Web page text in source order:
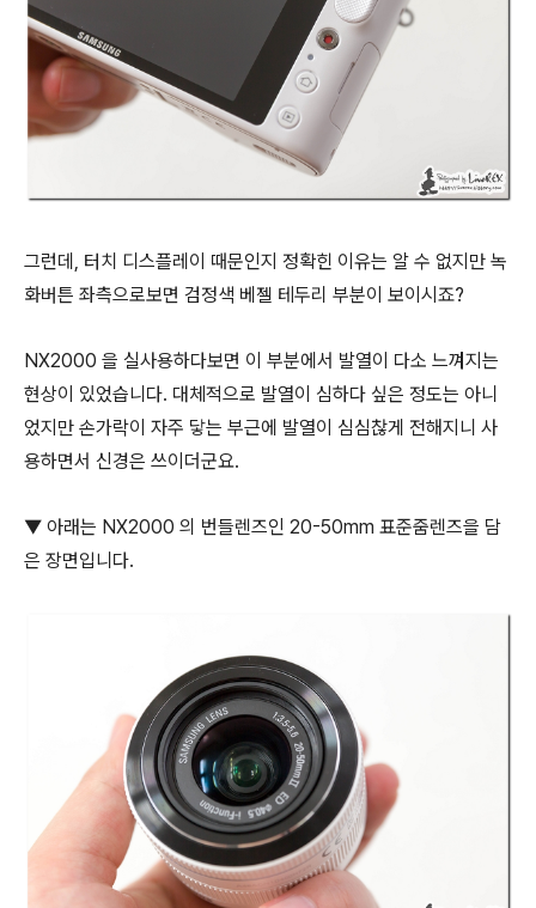
그런데, 터치 디스플레이 때문인지 정확힌 이유는 알 수 없지만 녹
화버튼 좌측으로보면 검정색 베젤 테두리 부분이 보이시죠?
NX2000 을 실사용하다보면 이 부분에서 발열이 다소 느껴지는
현상이 있었습니다. 대체적으로 발열이 심하다 싶은 정도는 아니
었지만 손가락이 자주 닿는 부근에 발열이 심심찮게 전해지니 사
용하면서 신경은 쓰이더군요.
▼ 아래는 NX2000 의 번들렌즈인 20-50mm 표준줌렌즈을 담
은 장면입니다.